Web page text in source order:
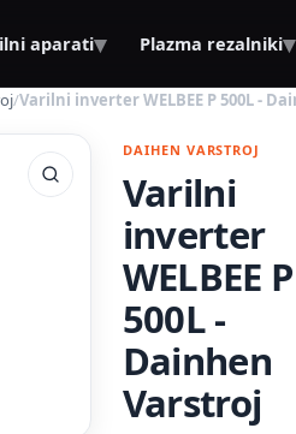
aparati▾ Plazma rezalniki▾
/Varilni inverter WELBEE P 500L -
DAIHEN VARSTROJ
Varilni
inverter
WELBEE P
500L -
Dainhen
Varstroj